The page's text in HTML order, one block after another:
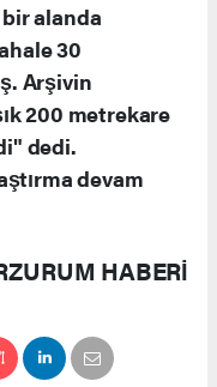
alanda
30
Arşivin
200 metrekare
dedi.
devam
HABERİ